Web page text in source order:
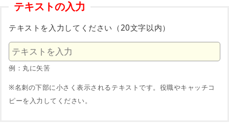
テキストの入力
テキストを入力してください（20文字以内）
例：丸に矢筈
※名刺の下部に小さく表示されるテキストです。役職やキャッチコ
ピーを入力してください。